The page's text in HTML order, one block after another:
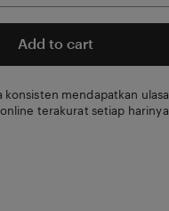
Add to cart
konsisten mendapatkan
terakurat setiap